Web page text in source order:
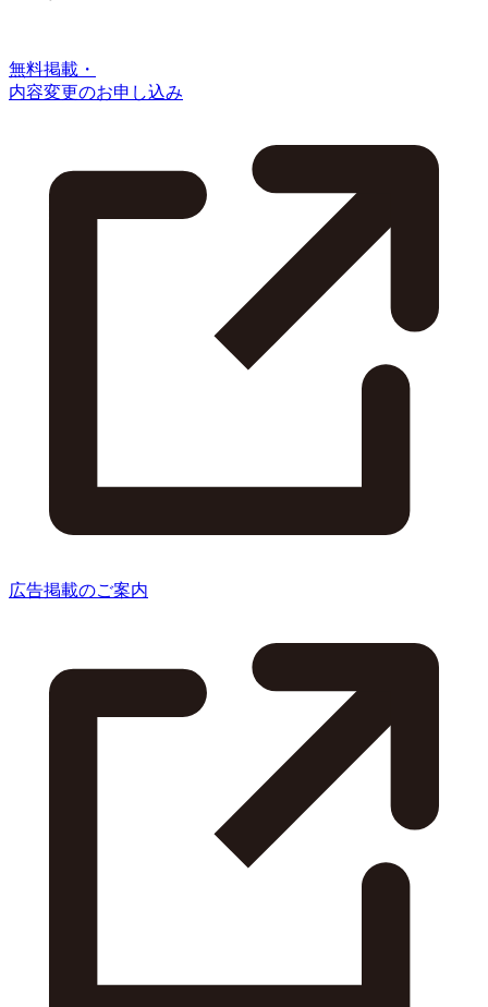
無料掲載・
内容変更のお申し込み
広告掲載のご案内